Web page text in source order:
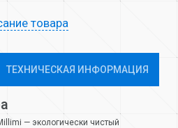
товара
ТЕХНИЧЕСКАЯ ИНФОРМАЦИЯ
— экологически чистый